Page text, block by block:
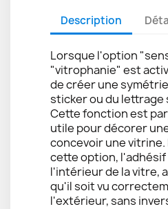
Description
Lorsque l'option
"vitrophanie" est
de créer une
sticker ou du lettrage
Cette fonction est
utile pour décorer
concevoir une vitrine.
cette option, l'adhésif
l'intérieur de la vitre,
qu'il soit vu
l'extérieur, sans